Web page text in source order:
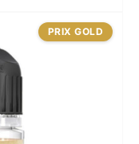
PRIX GOLD